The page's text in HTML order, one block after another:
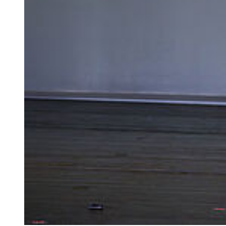
Arbeits- oder Honorarverträge, Gehalts- oder
Sozialversicherungsnachweise, Arbeitszeugnisse, Rezensionen oder
ähnliches. Die Nachweise über die Berufserfahrung sind den
Bewerbungsunterlagen beizufügen (siehe unter Anforderungen an
Ausländische Studierende müssen mindestens einen
Sprachnachweis Deutsch C1 vorlegen; empfohlen wird das
Musik, wenn ich bereits über ein 2. Staatsexamen verfüge?
Student*innen, die bereits das vollständige Lehramt für eine